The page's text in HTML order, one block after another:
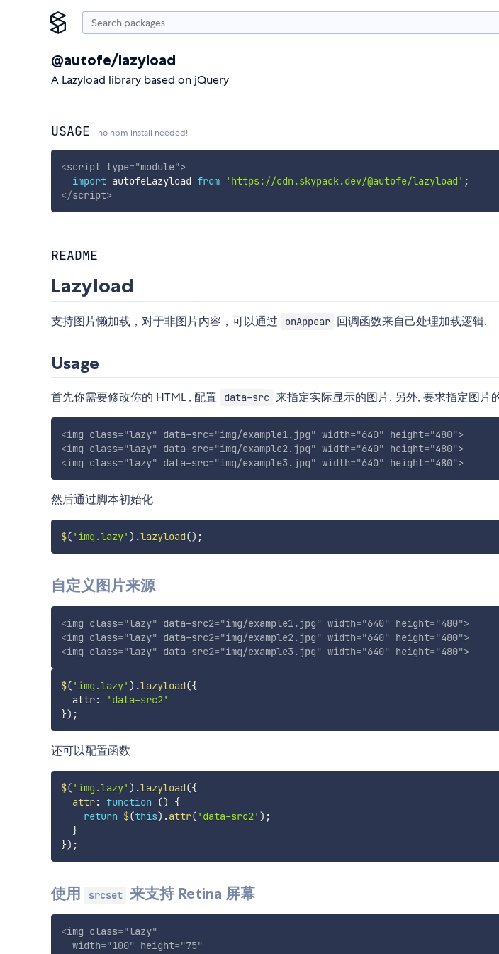
@autofe/lazyload
A Lazyload library based on jQuery
USAGE no npm install needed!
<script type="module">
import autofeLazyload from 'https://cdn.skypack.dev/@autofe/lazyload' ;
</script>
README
Lazyload
支持图片懒加载，对于非图片内容，可以通过 onAppear 回调函数来自己处理加载逻辑.
Usage
首先你需要修改你的 HTML , 配置 data-src 来指定实际显示的图片. 另外, 要求指定图片
<img class="lazy" data-src="img/example1.jpg" width="640" height="480">
<img class="lazy" data-src="img/example2.jpg" width="640" height="480">
<img class="lazy" data-src="img/example3.jpg" width="640" height="480">
然后通过脚本初始化
$( 'img.lazy' ) .lazyload() ;
自定义图片来源
<img class="lazy" data-src2="img/example1.jpg" width="640" height="480">
<img class="lazy" data-src2="img/example2.jpg" width="640" height="480">
<img class="lazy" data-src2="img/example3.jpg" width="640" height="480">
$( 'img.lazy' ) .lazyload({
  attr
:
'data-src2'
}) ;
还可以配置函数
$( 'img.lazy' ) .lazyload({
attr: function ()
{
return $(this) .attr( 'data-src2' ) ;
}
}) ;
使用 srcset 来支持 Retina 屏幕
<img class="lazy"
width="100" height="75"